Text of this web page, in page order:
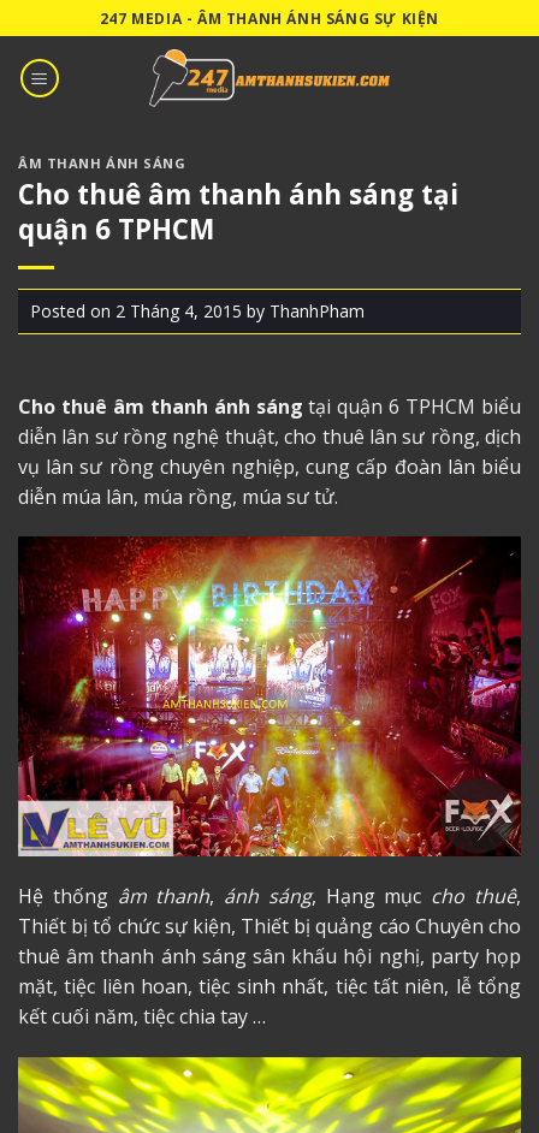
to
content
247 MEDIA - ÂM THANH ÁNH SÁNG SỰ KIỆN
ÂM THANH ÁNH SÁNG
Cho thuê âm thanh ánh sáng tại
quận 6 TPHCM
Posted on 2 Tháng 4, 2015 by ThanhPham
Cho thuê âm thanh ánh sáng tại quận 6 TPHCM biểu
diễn lân sư rồng nghệ thuật, cho thuê lân sư rồng, dịch
vụ lân sư rồng chuyên nghiệp, cung cấp đoàn lân biểu
diễn múa lân, múa rồng, múa sư tử.
Hệ thống âm thanh, ánh sáng, Hạng mục cho thuê,
Thiết bị tổ chức sự kiện, Thiết bị quảng cáo Chuyên cho
thuê âm thanh ánh sáng sân khấu hội nghị, party họp
mặt, tiệc liên hoan, tiệc sinh nhất, tiệc tất niên, lễ tổng
kết cuối năm, tiệc chia tay …